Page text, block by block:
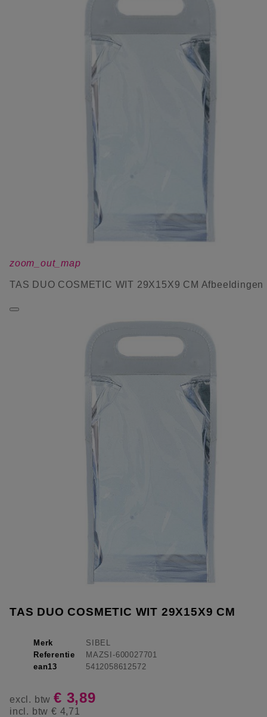
zoom_out_map
TAS DUO COSMETIC WIT 29X15X9 CM Afbeeldingen
TAS DUO COSMETIC WIT 29X15X9 CM
Merk
SIBEL
Referentie
MAZSI-600027701
ean13
5412058612572
excl. btw € 3,89
incl. btw € 4,71